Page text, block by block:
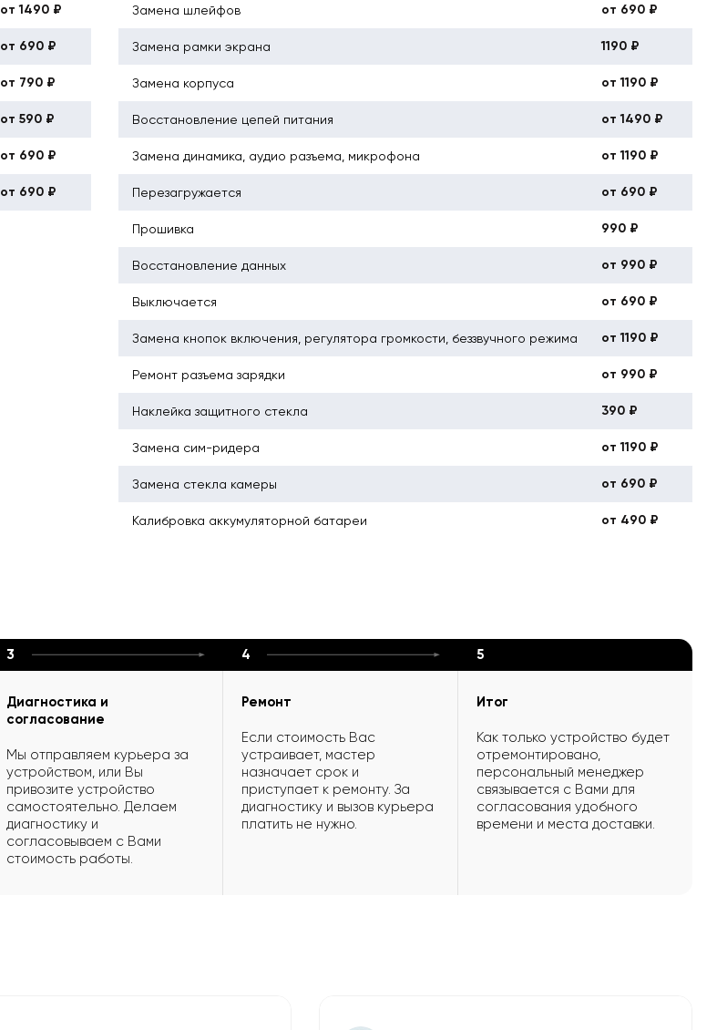
от 1490 ₽
от 690 ₽
от 790 ₽
от 590 ₽
от 690 ₽
от 690 ₽
Замена шлейфов от 690 ₽
Замена рамки экрана 1190 ₽
Замена корпуса от 1190 ₽
Восстановление цепей питания от 1490 ₽
Замена динамика, аудио разъема, микрофона от 1190 ₽
Перезагружается от 690 ₽
Прошивка 990 ₽
Восстановление данных от 990 ₽
Выключается от 690 ₽
Замена кнопок включения, регулятора громкости, беззвучного режима от 1190 ₽
Ремонт разъема зарядки от 990 ₽
Наклейка защитного стекла 390 ₽
Замена сим-ридера от 1190 ₽
Замена стекла камеры от 690 ₽
Калибровка аккумуляторной батареи от 490 ₽
3
Диагностика и
согласование
Мы отправляем курьера за
устройством, или Вы
привозите устройство
самостоятельно. Делаем
диагностику и
согласовываем с Вами
стоимость работы.
4
Ремонт
Если стоимость Вас
устраивает, мастер
назначает срок и
приступает к ремонту. За
диагностику и вызов курьера
платить не нужно.
5
Итог
Как только устройство будет
отремонтировано,
персональный менеджер
связывается с Вами для
согласования удобного
времени и места доставки.